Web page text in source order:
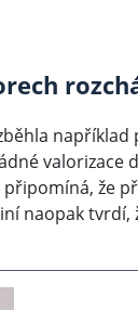
například
valorizace
že
naopak